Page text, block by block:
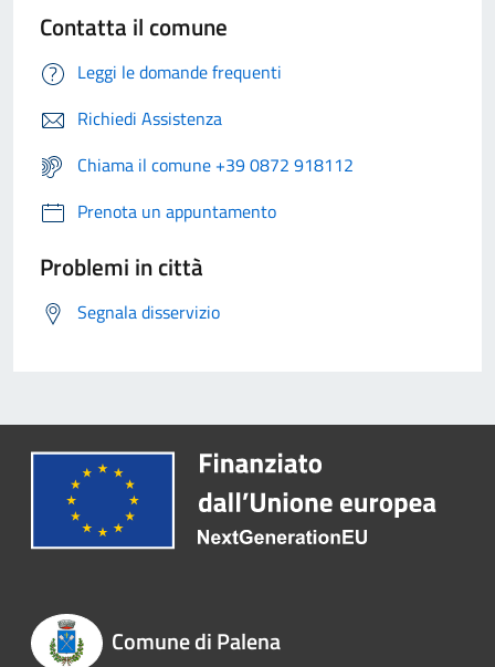
Contatta il comune
Leggi le domande frequenti
Richiedi Assistenza
Chiama il comune +39 0872 918112
Prenota un appuntamento
Problemi in città
Segnala disservizio
Comune di Palena